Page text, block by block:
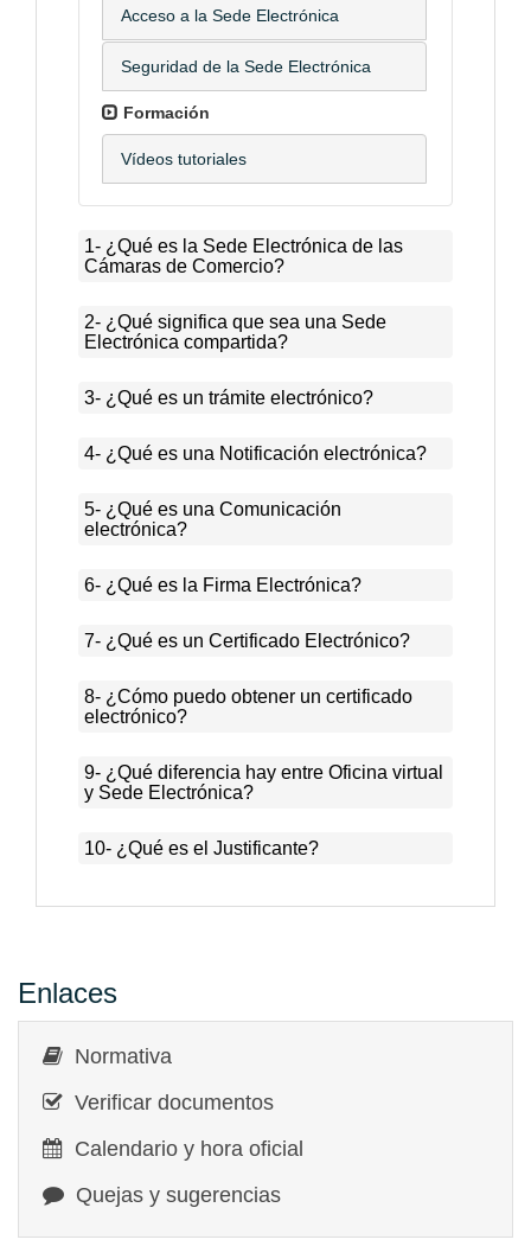
Acceso a la Sede Electrónica
Seguridad de la Sede Electrónica
Formación
Vídeos tutoriales
1- ¿Qué es la Sede Electrónica de las
Cámaras de Comercio?
2- ¿Qué significa que sea una Sede
Electrónica compartida?
3- ¿Qué es un trámite electrónico?
4- ¿Qué es una Notificación electrónica?
5- ¿Qué es una Comunicación
electrónica?
6- ¿Qué es la Firma Electrónica?
7- ¿Qué es un Certificado Electrónico?
8- ¿Cómo puedo obtener un certificado
electrónico?
9- ¿Qué diferencia hay entre Oficina virtual
y Sede Electrónica?
10- ¿Qué es el Justificante?
Enlaces
Normativa
Verificar documentos
Calendario y hora oficial
Quejas y sugerencias